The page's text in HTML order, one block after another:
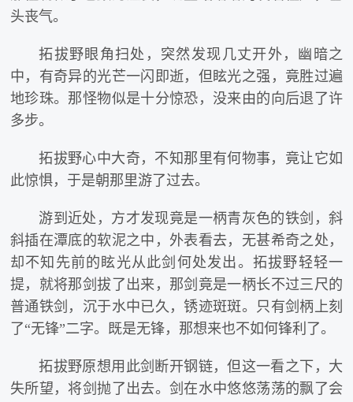
头丧气。
拓拔野眼角扫处，突然发现几丈开外，幽暗之
中，有奇异的光芒一闪即逝，但眩光之强，竟胜过遍
地珍珠。那怪物似是十分惊恐，没来由的向后退了许
多步。
拓拔野心中大奇，不知那里有何物事，竟让它如
此惊惧，于是朝那里游了过去。
游到近处，方才发现竟是一柄青灰色的铁剑，斜
斜插在潭底的软泥之中，外表看去，无甚希奇之处，
却不知先前的眩光从此剑何处发出。拓拔野轻轻一
提，就将那剑拔了出来，那剑竟是一柄长不过三尺的
普通铁剑，沉于水中已久，锈迹斑斑。只有剑柄上刻
了“无锋”二字。既是无锋，那想来也不如何锋利了。
拓拔野原想用此剑断开钢链，但这一看之下，大
失所望，将剑抛了出去。剑在水中悠悠荡荡的飘了会